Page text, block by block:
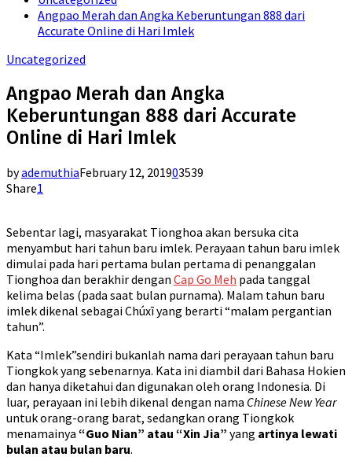
Angpao Merah dan Angka Keberuntungan 888 dari
Accurate Online di Hari Imlek
Uncategorized
Angpao Merah dan Angka
Keberuntungan 888 dari Accurate
Online di Hari Imlek
byademuthiaFebruary 12, 201903539
Share1
Sebentar lagi, masyarakat Tionghoa akan bersuka cita
menyambut hari tahun baru imlek. Perayaan tahun baru imlek
dimulai pada hari pertama bulan pertama di penanggalan
Tionghoa dan berakhir dengan Cap Go Meh pada tanggal
kelima belas (pada saat bulan purnama). Malam tahun baru
imlek dikenal sebagai Chúxī yang berarti “malam pergantian
tahun”.
Kata “Imlek”sendiri bukanlah nama dari perayaan tahun baru
Tiongkok yang sebenarnya. Kata ini diambil dari Bahasa Hokien
dan hanya diketahui dan digunakan oleh orang Indonesia. Di
luar, perayaan ini lebih dikenal dengan nama Chinese New Year
untuk orang-orang barat, sedangkan orang Tiongkok
menamainya “Guo Nian” atau “Xin Jia” yang artinya lewati
bulan atau bulan baru.